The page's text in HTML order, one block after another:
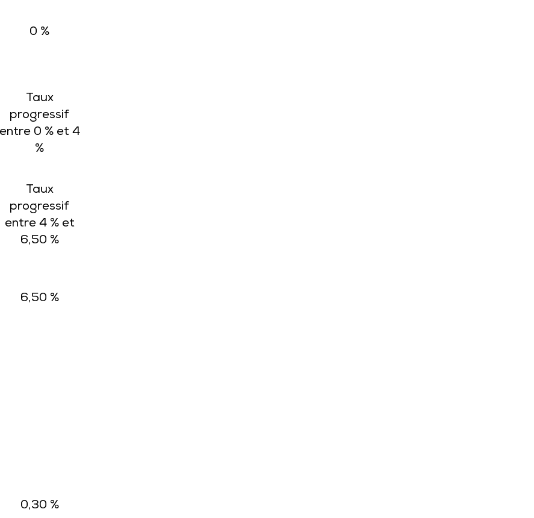
0 %
Taux
progressif
entre 0 % et 4
%
Taux
progressif
entre 4 % et
6,50 %
6,50 %
0,30 %